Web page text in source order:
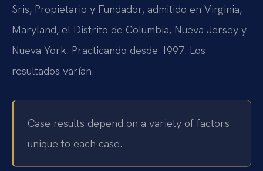
Sris, Propietario y Fundador, admitido en Virginia,
Maryland, el Distrito de Columbia, Nueva Jersey y
Nueva York. Practicando desde 1997. Los
resultados varían.
Case results depend on a variety of factors
unique to each case.